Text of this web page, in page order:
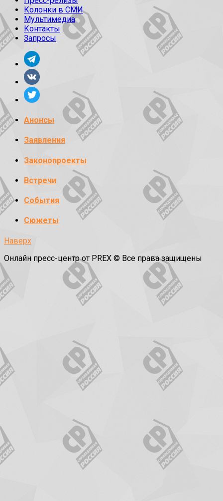
Колонки в СМИ
Мультимедиа
Контакты
Запросы
Анонсы
Заявления
Законопроекты
Встречи
События
Сюжеты
Наверх
Онлайн пресс-центр от PREX © Все права защищены